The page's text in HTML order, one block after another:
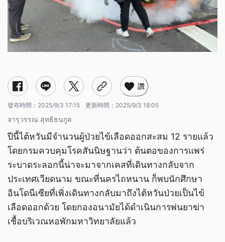
讚
發布時間： 2025/9/3 17:15 更新時間： 2025/9/3 18:05
จารุวรรณ สุทธิธนกูล
ปีนี้ไต้หวันมีจำนวนผู้ป่วยไข้เลือดออกสะสม 12 รายแล้ว
โดยกรมควบคุมโรคสันนิษฐานว่า ต้นตอของการแพร่
ระบาดระลอกนี้น่าจะมาจากเคสที่เดินทางกลับจาก
ประเทศเวียดนาม ขณะที่นครไถหนาน ก็พบนักศึกษา
อินโดนีเซียที่เพิ่งเดินทางกลับมาถึงไต้หวันป่วยเป็นไข้
เลือดออกด้วย โดยกองอนามัยได้ดำเนินการพ่นยาฆ่า
เชื้อบริเวณหอพักมหาวิทยาลัยแล้ว